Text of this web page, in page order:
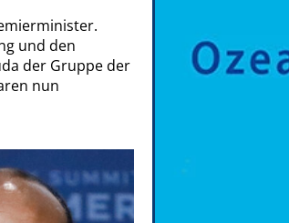
und den
der Gruppe der
nun